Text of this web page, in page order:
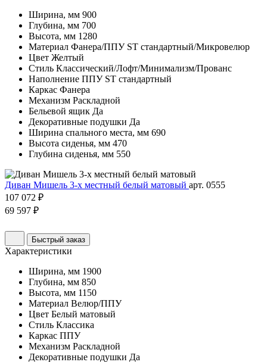
Ширина, мм 900
Глубина, мм 700
Высота, мм 1280
Материал Фанера/ППУ ST стандартный/Микровелюр
Цвет Желтый
Стиль Классический/Лофт/Минимализм/Прованс
Наполнение ППУ ST стандартный
Каркас Фанера
Механизм Раскладной
Бельевой ящик Да
Декоративные подушки Да
Ширина спального места, мм 690
Высота сиденья, мм 470
Глубина сиденья, мм 550
Диван Мишель 3-х местный белый матовый арт. 0555
107 072 ₽
69 597 ₽
Быстрый заказ
Характеристики
Ширина, мм 1900
Глубина, мм 850
Высота, мм 1150
Материал Велюр/ППУ
Цвет Белый матовый
Стиль Классика
Каркас ППУ
Механизм Раскладной
Декоративные подушки Да